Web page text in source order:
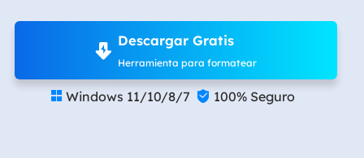
Descargar Gratis
Herramienta para formatear
 Windows 11/10/8/7  100% Seguro